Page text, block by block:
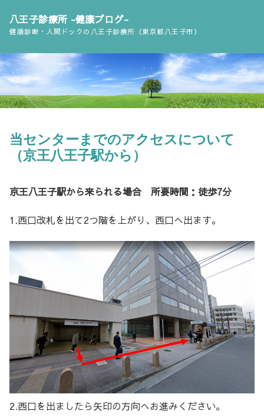
ン
ツ
へ
ス
キ
八王子診療所 -健康ブログ-
健康診断・人間ドックの八王子診療所（東京都八王子市）
当センターまでのアクセスについて
（京王八王子駅から）
京王八王子駅から来られる場合 所要時間：徒歩7分
1.西口改札を出て2つ階を上がり、西口へ出ます。
2.西口を出ましたら矢印の方向へお進みください。